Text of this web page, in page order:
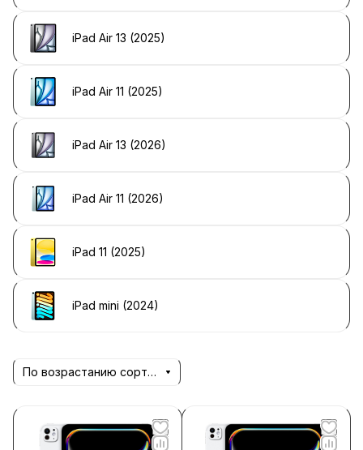
iPad Air 13 (2025)
iPad Air 11 (2025)
iPad Air 13 (2026)
iPad Air 11 (2026)
iPad 11 (2025)
iPad mini (2024)
По возрастанию сортировки